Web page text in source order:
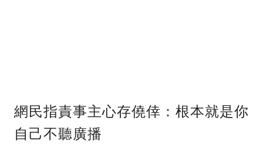
網民指責事主心存僥倖：根本就是你
自己不聽廣播